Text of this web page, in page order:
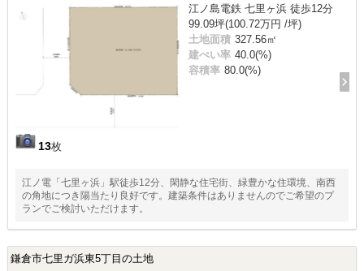
13枚
江ノ島電鉄 七里ヶ浜 徒歩12分
99.09坪(100.72万円 /坪)
土地面積 327.56㎡
建ぺい率 40.0(%)
容積率 80.0(%)
江ノ電「七里ヶ浜」駅徒歩12分、閑静な住宅街、緑豊かな住環境、南西
の角地につき陽当たり良好です。建築条件はありませんのでご希望のプ
ランでご検討いただけます。
鎌倉市七里ガ浜東5丁目の土地